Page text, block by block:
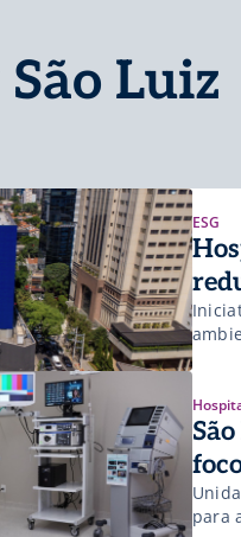
Luiz
ESG
para